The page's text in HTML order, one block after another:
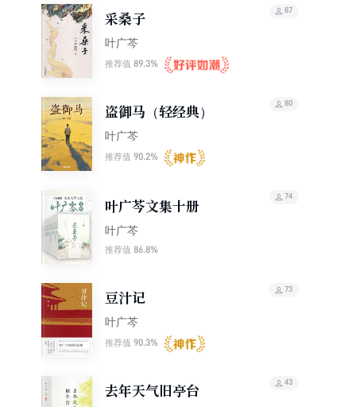
为北京人艺话剧，担任《茶馆》电视剧编剧。
采桑子
叶广芩
推荐值 89.3%
87
盗御马（轻经典）
叶广芩
推荐值 90.2%
80
叶广芩文集十册
叶广芩
推荐值 86.8%
74
豆汁记
叶广芩
推荐值 90.3%
73
去年天气旧亭台
43